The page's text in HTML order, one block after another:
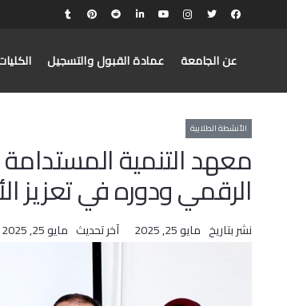
عن الجامعة عمادة القبول والتسجيل
الأنشطة الطلابية
معهد التنمية
الرقمي ودوره في تعزيز
نشر بتاريخ مايو 25, 2025 آخر تحديث مايو 25, 2025